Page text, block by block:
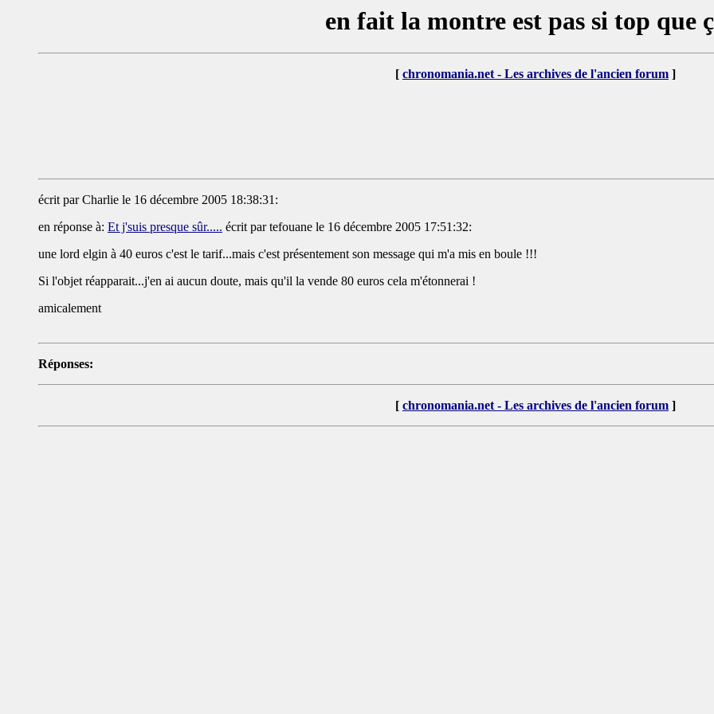
en fait la montre est pas si top que
[ chronomania.net - Les archives de l'ancien forum ]
écrit parCharlie le 16 décembre 2005 18:38:31:
en réponse à: Et j'suis presque sûr..... écrit par tefouane le 16 décembre 2005 17:51:32:
une lord elgin à 40 euros c'est le tarif...mais c'est présentement son message qui m'a mis en boule !!!
Si l'objet réapparait...j'en ai aucun doute, mais qu'il la vende 80 euros cela m'étonnerai !
amicalement
Réponses:
[ chronomania.net - Les archives de l'ancien forum ]